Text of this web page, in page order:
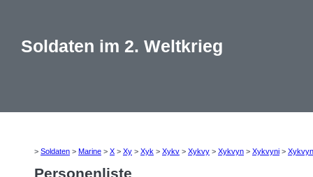
Soldaten im 2. Weltkrieg
> Soldaten > Marine > X > Xy > Xyk > Xykv > Xykvy > Xykvyn > Xykvyni >